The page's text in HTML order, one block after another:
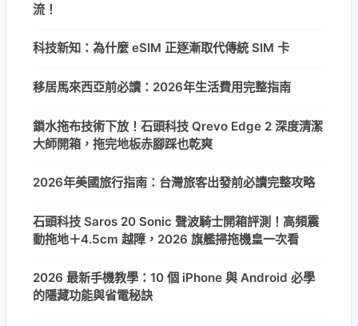
流！
科技新知：為什麼 eSIM 正逐漸取代傳統 SIM 卡
移居馬來西亞前必讀：2026年生活費用完整指南
鎖水拖布技術下放！石頭科技 Qrevo Edge 2 深度清潔
大師開箱，拖完地板赤腳踩也乾爽
2026年美國旅行指南：台灣旅客出發前必讀完整攻略
石頭科技 Saros 20 Sonic 聲波騎士開箱評測！高頻震
動拖地＋4.5cm 越障，2026 旗艦掃拖機皇一次看
2026 最新手機教學：10 個 iPhone 與 Android 必學
的隱藏功能與省電秘訣